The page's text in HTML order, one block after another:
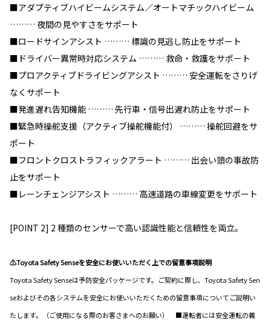
■アダプティブハイビームシステム／オートマチックハイビーム
……… 夜間の見やすさをサポート
■ロードサインアシスト ……… 標識の見逃し防止をサポート
■ドライバー異常時対応システム ……… 救命・救護をサポート
■プロアクティブドライビングアシスト ……… 安全運転をさりげ
なくサポート
■発進遅れ告知機能 ……… 先行車・信号出遅れ防止をサポート
■緊急時操舵支援（アクティブ操舵機能付） ……… 操舵回避をサ
ポート
■フロントクロストラフィックアラート ……… 出会い頭の事故防
止をサポート
■レーンチェンジアシスト ……… 高速道路の車線変更をサポート
[POINT 2] 2 種類のセンサーで高い認識性能と信頼性を両立。
⚠Toyota Safety Senseを安全にお使いいただく上での留意事項説明
Toyota Safety Senseは予防安全パッケージです。ご契約に際し、Toyota Safety Sen
seおよびその各システムを安全にお使いいただくための留意事項についてご説明い
たします。（ご使用になる際のお客さまへのお願い） ■運転者には安全運転の義